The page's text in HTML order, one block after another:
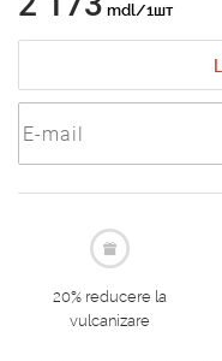
mdl/1шт
20% reducere la
vulcanizare